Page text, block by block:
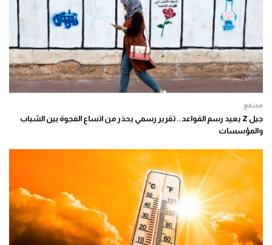
مجتمع
جيل Z يعيد رسم القواعد.. تقرير رسمي يحذر من اتساع الفجوة بين الشباب
والمؤسسات